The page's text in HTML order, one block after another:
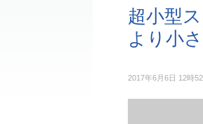
超小型
より小
2017年6月6日 12時